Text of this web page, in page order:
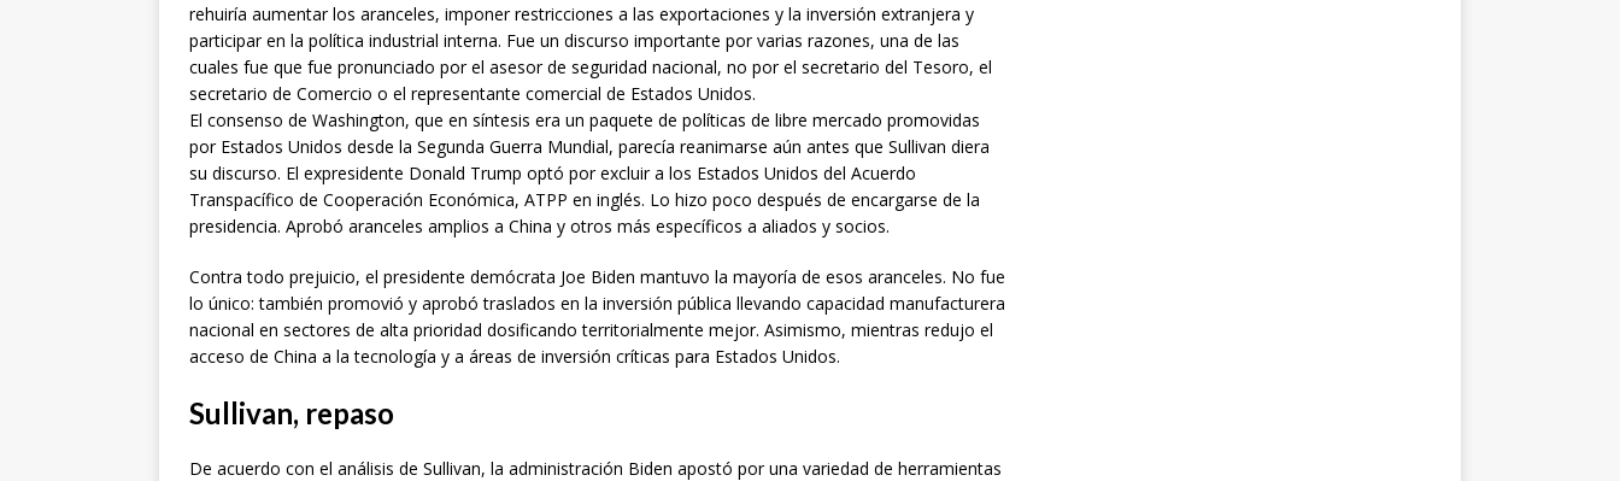
rehuiría aumentar los aranceles, imponer restricciones a las exportaciones y la inversión extranjera y
participar en la política industrial interna. Fue un discurso importante por varias razones, una de las
cuales fue que fue pronunciado por el asesor de seguridad nacional, no por el secretario del Tesoro, el
secretario de Comercio o el representante comercial de Estados Unidos.
El consenso de Washington, que en síntesis era un paquete de políticas de libre mercado promovidas
por Estados Unidos desde la Segunda Guerra Mundial, parecía reanimarse aún antes que Sullivan diera
su discurso. El expresidente Donald Trump optó por excluir a los Estados Unidos del Acuerdo
Transpacífico de Cooperación Económica, ATPP en inglés. Lo hizo poco después de encargarse de la
presidencia. Aprobó aranceles amplios a China y otros más específicos a aliados y socios.
Contra todo prejuicio, el presidente demócrata Joe Biden mantuvo la mayoría de esos aranceles. No fue
lo único: también promovió y aprobó traslados en la inversión pública llevando capacidad manufacturera
nacional en sectores de alta prioridad dosificando territorialmente mejor. Asimismo, mientras redujo el
acceso de China a la tecnología y a áreas de inversión críticas para Estados Unidos.
Sullivan, repaso
De acuerdo con el análisis de Sullivan, la administración Biden apostó por una variedad de herramientas